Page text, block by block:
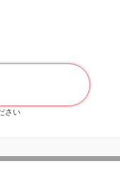
さい